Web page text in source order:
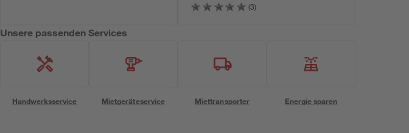
(3)
Unsere passenden Services
Handwerksservice Mietgeräteservice Miettransporter Energie sparen